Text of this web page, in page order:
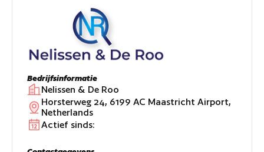
Bedrijfsinformatie
Nelissen & De Roo
Horsterweg 24, 6199 AC Maastricht Airport,
Netherlands
Actief sinds: